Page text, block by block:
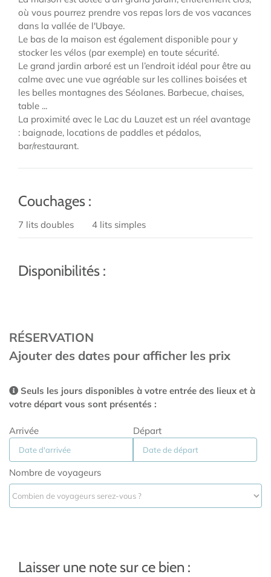
où vous pourrez prendre vos repas lors de vos vacances
dans la vallée de l'Ubaye.
Le bas de la maison est également disponible pour y
stocker les vélos (par exemple) en toute sécurité.
Le grand jardin arboré est un l’endroit idéal pour être au
calme avec une vue agréable sur les collines boisées et
les belles montagnes des Séolanes. Barbecue, chaises,
table ...
La proximité avec le Lac du Lauzet est un réel avantage
: baignade, locations de paddles et pédalos,
bar/restaurant.
Couchages :
7 lits doubles 4 lits simples
Disponibilités :
RÉSERVATION
Ajouter des dates pour afficher les prix
Seuls les jours disponibles à votre entrée des lieux et à
votre départ vous sont présentés :
Arrivée Départ
Nombre de voyageurs
Laisser une note sur ce bien :